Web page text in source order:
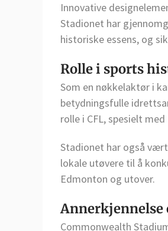
Innovative
Stadionet har
historiske essens, og
Rolle i sports
Som en nøkkelaktør i
betydningsfulle
rolle i CFL, spesielt
Stadionet har også
lokale utøvere til å
Edmonton og utover.
Commonwealth